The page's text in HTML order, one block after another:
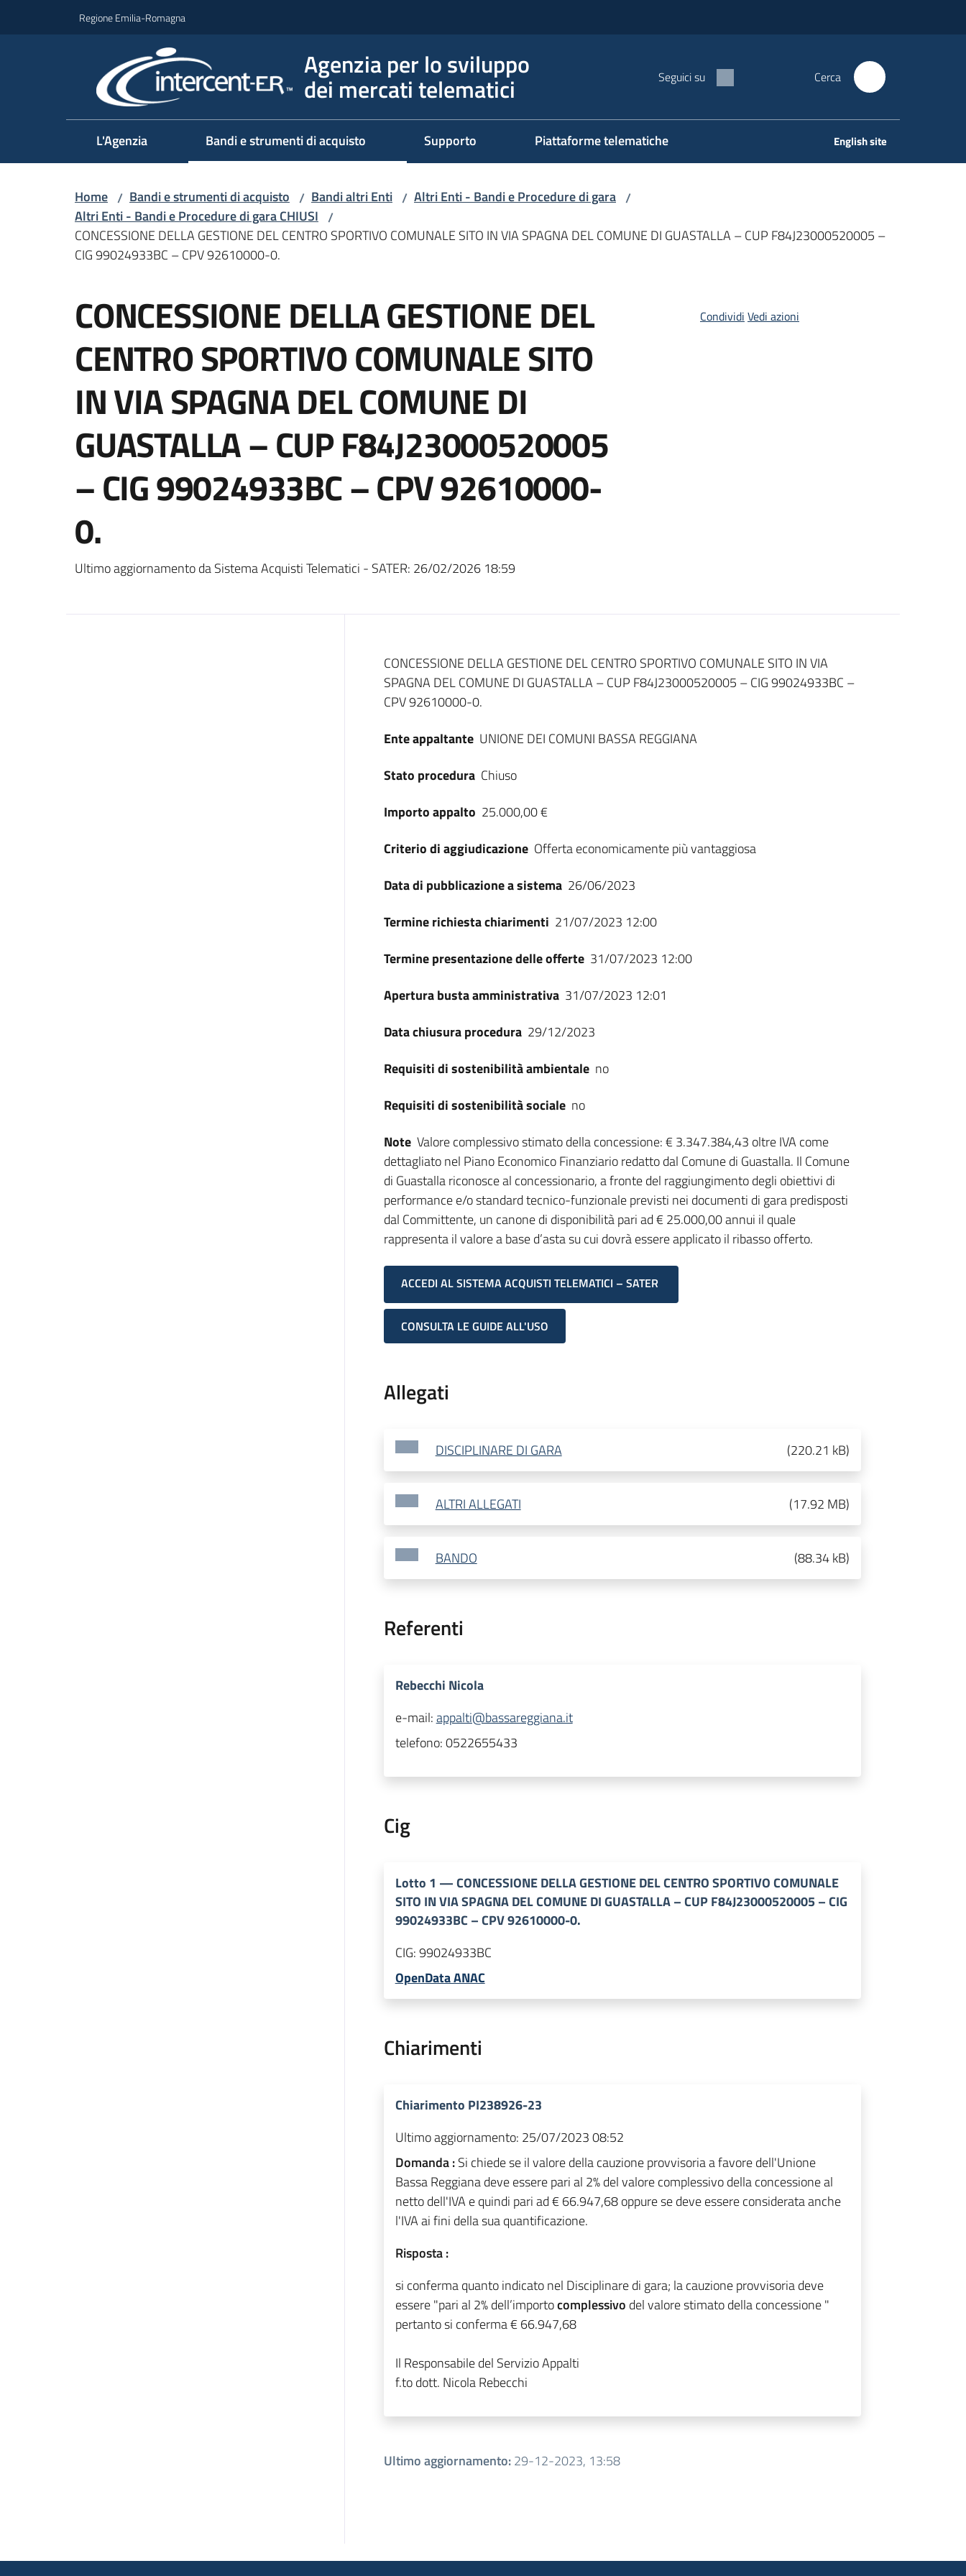
Regione Emilia-Romagna
Agenzia per lo sviluppo
dei mercati telematici Seguici su Cerca
L'Agenzia Bandi e strumenti di acquisto Supporto Piattaforme telematiche English site
Home / Bandi e strumenti di acquisto / Bandi altri Enti / Altri Enti - Bandi e Procedure di gara /
Altri Enti - Bandi e Procedure di gara CHIUSI /
CONCESSIONE DELLA GESTIONE DEL CENTRO SPORTIVO COMUNALE SITO IN VIA SPAGNA DEL COMUNE DI GUASTALLA – CUP F84J23000520005 –
CIG 99024933BC – CPV 92610000-0.
CONCESSIONE DELLA GESTIONE DEL
CENTRO SPORTIVO COMUNALE SITO
IN VIA SPAGNA DEL COMUNE DI
GUASTALLA – CUP F84J23000520005
– CIG 99024933BC – CPV 92610000-
0.
Ultimo aggiornamento da Sistema Acquisti Telematici - SATER: 26/02/2026 18:59
Condividi Vedi azioni
Dati del bando
CONCESSIONE DELLA GESTIONE DEL CENTRO SPORTIVO COMUNALE SITO IN VIA
SPAGNA DEL COMUNE DI GUASTALLA – CUP F84J23000520005 – CIG 99024933BC –
CPV 92610000-0.
Ente appaltante UNIONE DEI COMUNI BASSA REGGIANA
Stato procedura Chiuso
Importo appalto 25.000,00 €
Criterio di aggiudicazione Offerta economicamente più vantaggiosa
Data di pubblicazione a sistema 26/06/2023
Termine richiesta chiarimenti 21/07/2023 12:00
Termine presentazione delle offerte 31/07/2023 12:00
Apertura busta amministrativa 31/07/2023 12:01
Data chiusura procedura 29/12/2023
Requisiti di sostenibilità ambientale no
Requisiti di sostenibilità sociale no
Note Valore complessivo stimato della concessione: € 3.347.384,43 oltre IVA come
dettagliato nel Piano Economico Finanziario redatto dal Comune di Guastalla. Il Comune
di Guastalla riconosce al concessionario, a fronte del raggiungimento degli obiettivi di
performance e/o standard tecnico-funzionale previsti nei documenti di gara predisposti
dal Committente, un canone di disponibilità pari ad € 25.000,00 annui il quale
rappresenta il valore a base d’asta su cui dovrà essere applicato il ribasso offerto.
ACCEDI AL SISTEMA ACQUISTI TELEMATICI – SATER
CONSULTA LE GUIDE ALL'USO
Allegati
DISCIPLINARE DI GARA (220.21 kB)
ALTRI ALLEGATI (17.92 MB)
BANDO (88.34 kB)
Referenti
Rebecchi Nicola
e-mail:appalti@bassareggiana.it
telefono:0522655433
Cig
Lotto 1 —CONCESSIONE DELLA GESTIONE DEL CENTRO SPORTIVO COMUNALE
SITO IN VIA SPAGNA DEL COMUNE DI GUASTALLA – CUP F84J23000520005 – CIG
99024933BC – CPV 92610000-0.
CIG:99024933BC
OpenData ANAC
Chiarimenti
Chiarimento PI238926-23
Ultimo aggiornamento: 25/07/2023 08:52
Domanda :Si chiede se il valore della cauzione provvisoria a favore dell'Unione
Bassa Reggiana deve essere pari al 2% del valore complessivo della concessione al
netto dell'IVA e quindi pari ad € 66.947,68 oppure se deve essere considerata anche
l'IVA ai fini della sua quantificazione.
Risposta :
si conferma quanto indicato nel Disciplinare di gara; la cauzione provvisoria deve
essere "pari al 2% dell’importocomplessivo del valore stimato della concessione "
pertanto si conferma€ 66.947,68
Il Responsabile del Servizio Appalti
f.to dott. Nicola Rebecchi
Ultimo aggiornamento:29-12-2023, 13:58